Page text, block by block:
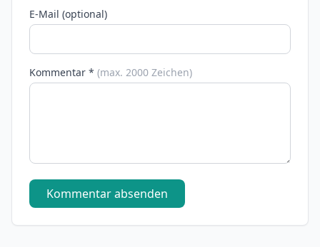
E-Mail (optional)
Kommentar * (max. 2000 Zeichen)
Kommentar absenden